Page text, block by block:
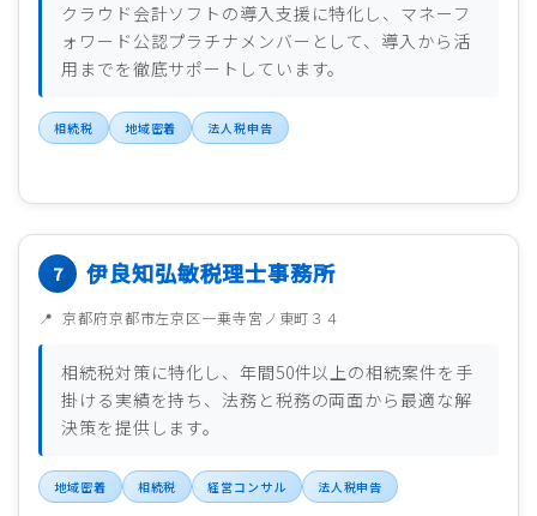
クラウド会計ソフトの導入支援に特化し、マネーフ
ォワード公認プラチナメンバーとして、導入から活
用までを徹底サポートしています。
相続税 地域密着 法人税申告
伊良知弘敏税理士事務所
京都府京都市左京区一乗寺宮ノ東町３４
相続税対策に特化し、年間50件以上の相続案件を手
掛ける実績を持ち、法務と税務の両面から最適な解
決策を提供します。
地域密着 相続税 経営コンサル 法人税申告